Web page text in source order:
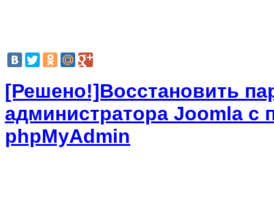
[Решено!]Восстановить
администратора Joomla
phpMyAdmin